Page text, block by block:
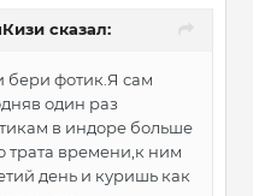
сказал:
бери фотик.Я сам
один раз
в индоре больше
трата времени,к ним
день и куришь как